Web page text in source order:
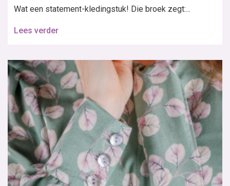
Wat een statement-kledingstuk! Die broek zegt:...
Lees verder